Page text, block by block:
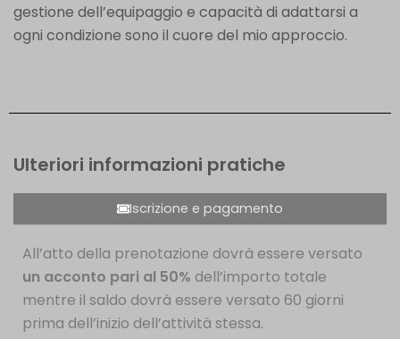
gestione dell’equipaggio e capacità di adattarsi a
ogni condizione sono il cuore del mio approccio.
Ulteriori informazioni pratiche
Iscrizione e pagamento
All’atto della prenotazione dovrà essere versato
un acconto pari al 50% dell’importo totale
mentre il saldo dovrà essere versato 60 giorni
prima dell’inizio dell’attività stessa.